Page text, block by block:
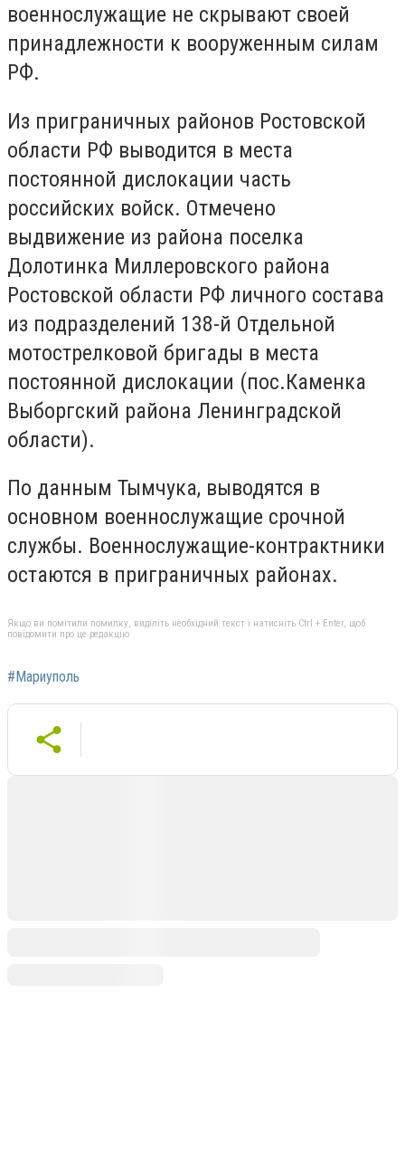
военнослужащие не скрывают своей
принадлежности к вооруженным силам
РФ.
Из приграничных районов Ростовской
области РФ выводится в места
постоянной дислокации часть
российских войск. Отмечено
выдвижение из района поселка
Долотинка Миллеровского района
Ростовской области РФ личного состава
из подразделений 138-й Отдельной
мотострелковой бригады в места
постоянной дислокации (пос.Каменка
Выборгский района Ленинградской
области).
По данным Тымчука, выводятся в
основном военнослужащие срочной
службы. Военнослужащие-контрактники
остаются в приграничных районах.
Якщо ви помітили помилку, виділіть необхідний текст і натисніть Ctrl + Enter, щоб
повідомити про це редакцію
#Мариуполь